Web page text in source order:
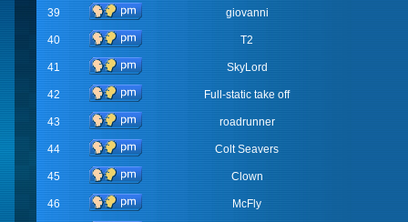
39 giovanni
40 T2
41 SkyLord
42 Full-static take off
43 roadrunner
44 Colt Seavers
45 Clown
46 McFly